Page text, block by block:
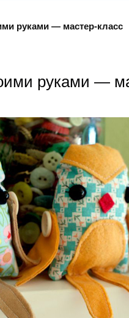
руками — мастер-класс
руками —